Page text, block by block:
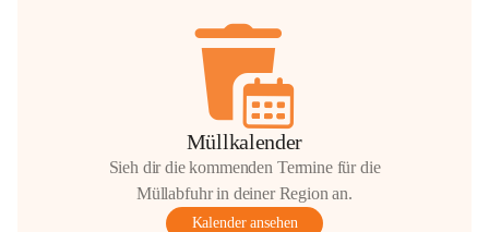
Müllkalender
Sieh dir die kommenden Termine für die
Müllabfuhr in deiner Region an.
Kalender ansehen